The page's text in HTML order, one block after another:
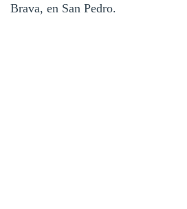
Brava, en San Pedro.